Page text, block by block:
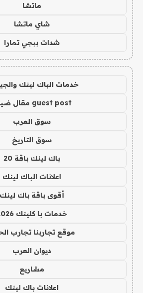
ماتشا
شاي ماتشا
شدات ببجي تمارا
خدمات الباك لينك
guest post مقال ضيف
سوق العرب
سوق التاريخ
باك لينك باقة 20
اعلانات الباك لينك
أقوى باقة باك لينك
خدمات با كلينك 2026
موقع تجاربنا تجارب
ديوان العرب
مشاريع
اعلانات باك لينك